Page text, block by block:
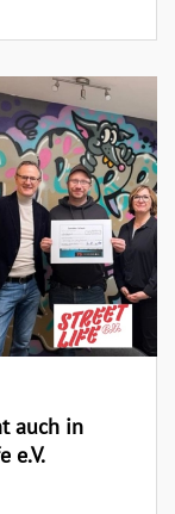
auch in
e.V.